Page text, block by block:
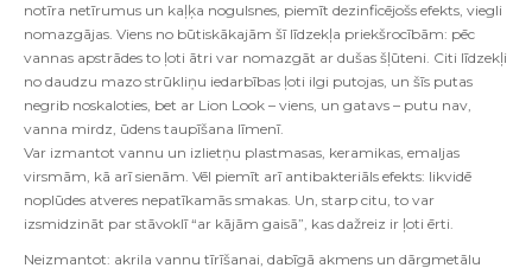
notīra netīrumus un kaļķa nogulsnes, piemīt dezinficējošs efekts, viegli
nomazgājas. Viens no būtiskākajām šī līdzekļa priekšrocībām: pēc
vannas apstrādes to ļoti ātri var nomazgāt ar dušas šļūteni. Citi līdzekļi
no daudzu mazo strūkliņu iedarbības ļoti ilgi putojas, un šīs putas
negrib noskaloties, bet ar Lion Look – viens, un gatavs – putu nav,
vanna mirdz, ūdens taupīšana līmenī.
Var izmantot vannu un izlietņu plastmasas, keramikas, emaljas
virsmām, kā arī sienām. Vēl piemīt arī antibakteriāls efekts: likvidē
noplūdes atveres nepatīkamās smakas. Un, starp citu, to var
izsmidzināt par stāvoklī “ar kājām gaisā”, kas dažreiz ir ļoti ērti.
Neizmantot: akrila vannu tīrīšanai, dabīgā akmens un dārgmetālu